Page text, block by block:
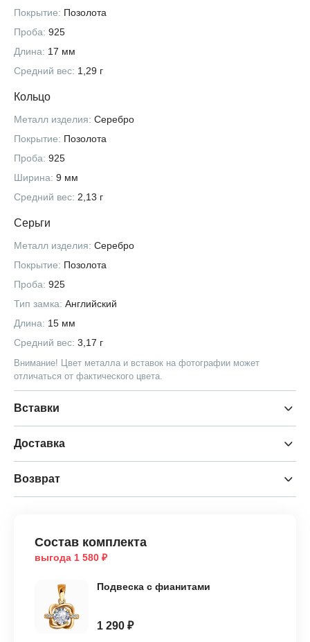
Покрытие: Позолота
Проба: 925
Длина: 17 мм
Средний вес: 1,29 г
Кольцо
Металл изделия: Серебро
Покрытие: Позолота
Проба: 925
Ширина: 9 мм
Средний вес: 2,13 г
Серьги
Металл изделия: Серебро
Покрытие: Позолота
Проба: 925
Тип замка: Английский
Длина: 15 мм
Средний вес: 3,17 г
Внимание! Цвет металла и вставок на фотографии может
отличаться от фактического цвета.
Вставки
Доставка
Возврат
Состав комплекта
выгода 1 580 ₽
Подвеска с фианитами
1 290 ₽